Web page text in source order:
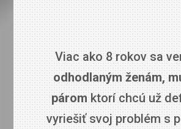
Viac ako 8 rokov sa
odhodlaným ženám,
páromktorí chcú už
vyriešiť svoj problém s